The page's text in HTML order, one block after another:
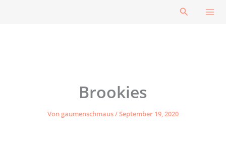
Suchen
Brookies
Vongaumenschmaus/September 19, 2020